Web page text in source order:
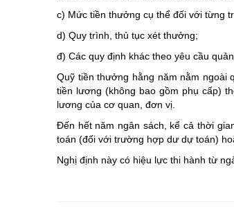
c) Mức tiền thưởng cụ thể đối với từng
d) Quy trình, thủ tục xét thưởng;
đ) Các quy định khác theo yêu cầu
Quỹ tiền thưởng hằng năm nằm ngoài
tiền lương (không bao gồm phụ cấp)
lương của cơ quan, đơn vị.
Đến hết năm ngân sách, kể cả thời
toán (đối với trường hợp dư dự toán)
Nghị định này có hiệu lực thi hành từ